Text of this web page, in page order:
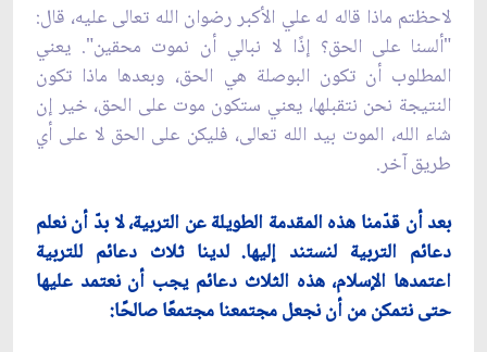
لاحظتم ماذا قاله له علي الأكبر رضوان الله تعالى عليه، قال:
"ألسنا على الحق؟ إذًا لا نبالي أن نموت محقين". يعني
المطلوب أن تكون البوصلة هي الحق، وبعدها ماذا تكون
النتيجة نحن نتقبلها، يعني ستكون موت على الحق، خير إن
شاء الله، الموت بيد الله تعالى، فليكن على الحق لا على أي
طريق آخر.
بعد أن قدّمنا هذه المقدمة الطويلة عن التربية، لا بدّ أن نعلم
دعائم التربية لنستند إليها. لدينا ثلاث دعائم للتربية
اعتمدها الإسلام، هذه الثلاث دعائم يجب أن نعتمد عليها
حتى نتمكن من أن نجعل مجتمعنا مجتمعًا صالحًا: